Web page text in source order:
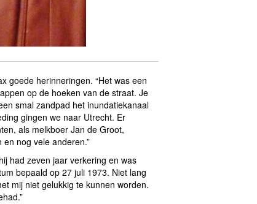
goede herinneringen. “Het was een
op de hoeken van de straat. Je
smal zandpad het inundatiekanaal
gingen we naar Utrecht. Er
als melkboer Jan de Groot,
nog vele anderen.”
had zeven jaar verkering en was
bepaald op 27 juli 1973. Niet lang
mij niet gelukkig te kunnen worden.